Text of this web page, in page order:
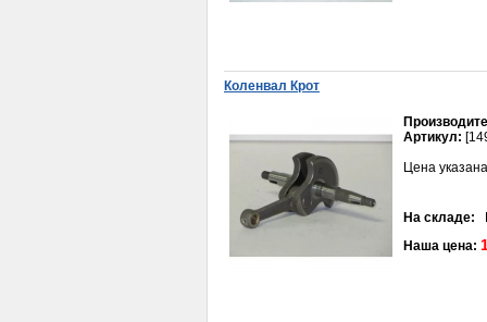
Коленвал Крот
Артикул:
Цена
На складе:
Наша цена: